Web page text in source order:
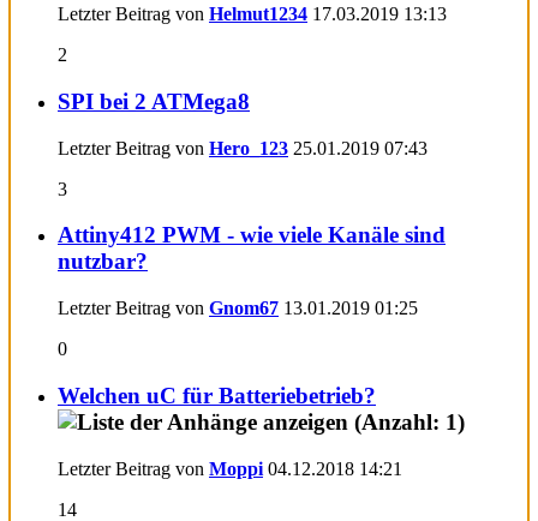
Letzter Beitrag von Helmut1234 17.03.2019 13:13
2
SPI bei 2 ATMega8
Letzter Beitrag von Hero_123 25.01.2019 07:43
3
Attiny412 PWM - wie viele Kanäle sind
nutzbar?
Letzter Beitrag von Gnom67 13.01.2019 01:25
0
Welchen uC für Batteriebetrieb?
Letzter Beitrag von Moppi 04.12.2018 14:21
14